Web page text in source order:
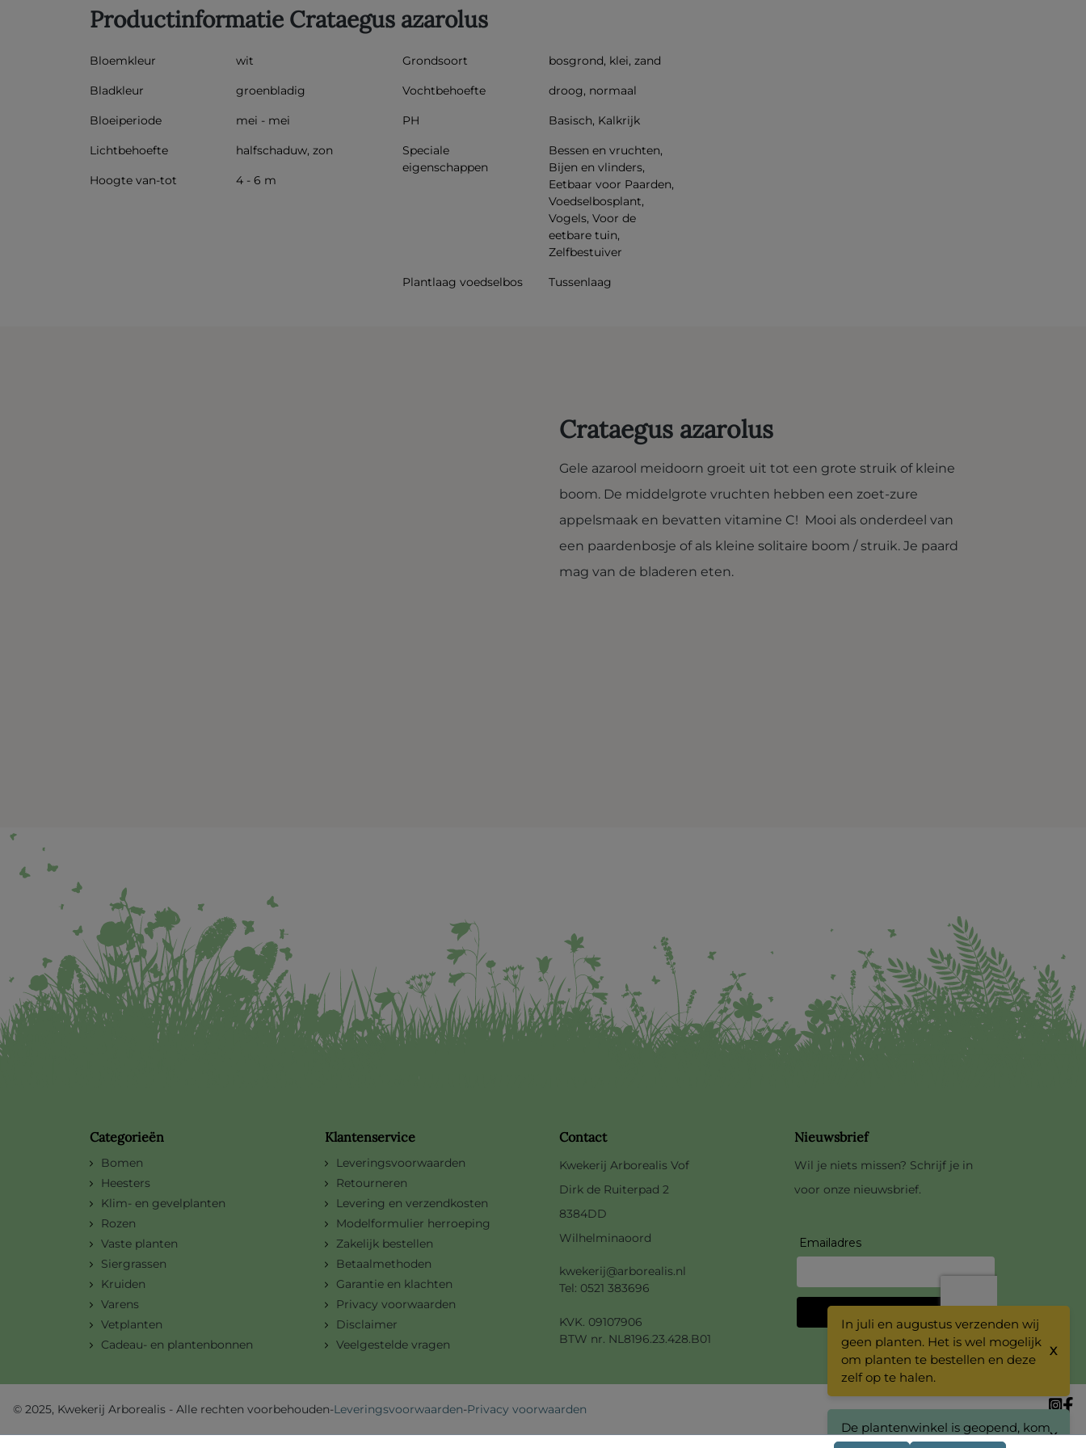
Productinformatie Crataegus azarolus
Bloemkleur wit
Bladkleur groenbladig
Bloeiperiode mei - mei
Lichtbehoefte halfschaduw, zon
Hoogte van-tot 4 - 6 m
Grondsoort bosgrond, klei, zand
Vochtbehoefte droog, normaal
PH Basisch, Kalkrijk
Speciale
eigenschappen
Bessen en vruchten,
Bijen en vlinders,
Eetbaar voor Paarden,
Voedselbosplant,
Vogels, Voor de
eetbare tuin,
Zelfbestuiver
Plantlaag voedselbos Tussenlaag
Crataegus azarolus
Gele azarool meidoorn groeit uit tot een grote struik of kleine
boom. De middelgrote vruchten hebben een zoet-zure
appelsmaak en bevatten vitamine C! Mooi als onderdeel van
een paardenbosje of als kleine solitaire boom / struik. Je paard
mag van de bladeren eten.
Categorieën
Bomen
Heesters
Klim- en gevelplanten
Rozen
Vaste planten
Siergrassen
Kruiden
Varens
Vetplanten
Cadeau- en plantenbonnen
Klantenservice
Leveringsvoorwaarden
Retourneren
Levering en verzendkosten
Modelformulier herroeping
Zakelijk bestellen
Betaalmethoden
Garantie en klachten
Privacy voorwaarden
Disclaimer
Veelgestelde vragen
Contact
Kwekerij Arborealis Vof
Dirk de Ruiterpad 2
8384DD
Wilhelminaoord
kwekerij@arborealis.nl
Tel: 0521 383696
KVK. 09107906
BTW nr. NL8196.23.428.B01
Nieuwsbrief
Wil je niets missen? Schrijf je in
voor onze nieuwsbrief.
© 2025, Kwekerij Arborealis - Alle rechten voorbehouden-Leveringsvoorwaarden-Privacy voorwaarden
De plantenwinkel is geopend, kom
X
In juli en augustus verzenden wij
geen planten. Het is wel mogelijk
om planten te bestellen en deze
zelf op te halen.
X